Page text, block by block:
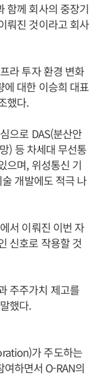
함께 회사의 중장기
뤄진 것이라고 회사
라 투자 환경 변화
에 대한 이승희 대표
했다.
으로 DAS(분산안
) 등 차세대 무선통
으며, 위성통신 기
개발에도 적극 나
서 이뤄진 이번 자
신호로 작용할 것
주주가치 제고를
했다.
가 주도하는
여하면서 O-RAN의